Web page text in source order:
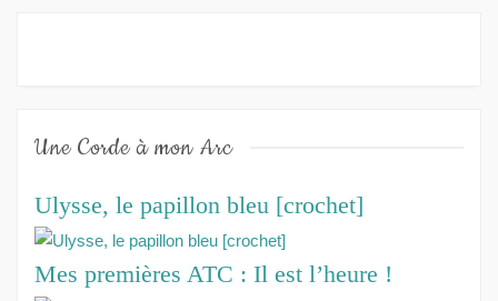
Une Corde à mon Arc
Ulysse, le papillon bleu [crochet]
Mes premières ATC : Il est l’heure !